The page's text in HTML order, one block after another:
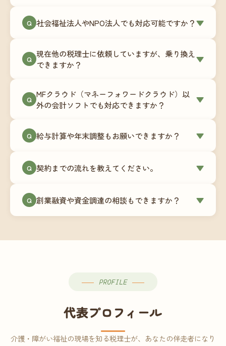
談にも対応しています。
次で進めています。そのため、決算時に追加の作
リプション型の料金体系を実現しています。年間
コストが事前にわかるので、資金繰りの見通しも
Q 社会福祉法人やNPO法人でも対応可能ですか？▼
は営利法人とは会計基準や監査要件が異なるた
め、別途お見積りとなります。まずはお気軽にご
Q 現在他の税理士に依頼していますが、乗り換え
できますか？
▼
ます。前任の税理士事務所との連携や、過去の帳
簿データの移行もお手伝いします。決算期のタイ
での変更も対応可能です。
Q MFクラウド（マネーフォワードクラウド）以
外の会計ソフトでも対応できますか？
▼
供しています。これから会計ソフトを導入される
します。freee・弥生会計等をご利用中の場合は、
Q 給与計算や年末調整もお願いできますか？ ▼
怠集計あり／5名まで）は月額15,000円〜、年末調
す。人数が増える場合は別途お見積りします。
Q 契約までの流れを教えてください。 ▼
（30〜60分）でご事業内容・ご要望のヒアリング
→ ③お見積り・ご契約 → ④MFクラウドの初期設
談から契約まで費用は発生しませんので、お気軽
Q 創業融資や資金調達の相談もできますか？ ▼
PROFILE
代表プロフィール
介護・障がい福祉の現場を知る税理士が、あなたの伴走者になり